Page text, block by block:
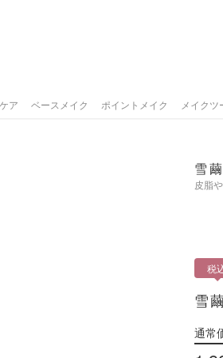
ア ベースメイク ポイントメイク メイクツ
雪
皮脂
税
雪
通常